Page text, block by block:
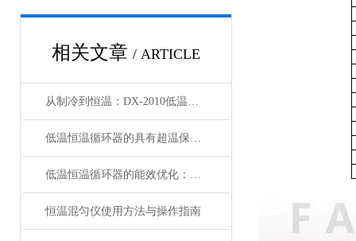
相关文章 / ARTICLE
从制冷到恒温：DX-2010低温恒温循环器的核心原理解析
低温恒温循环器的具有超温保护，传感器异常保护功能
低温恒温循环器的能效优化：如何节约能源消耗
恒温混匀仪使用方法与操作指南